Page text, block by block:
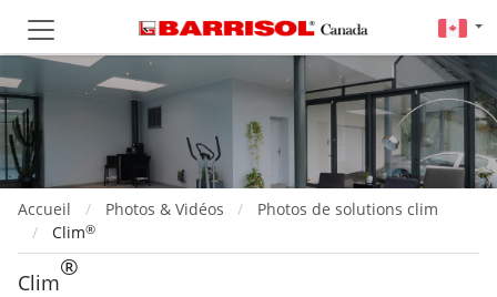
Accueil Photos & Vidéos
Photos de solutions clim
Clim®
Clim
®